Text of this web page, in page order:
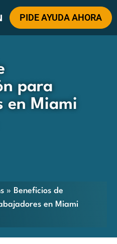
PIDE AYUDA AHORA
para
en Miami
» Beneficios de
en Miami